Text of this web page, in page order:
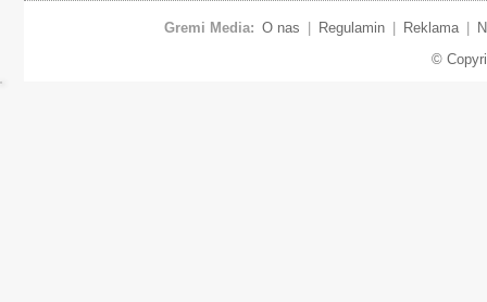
Gremi Media: O nas Regulamin Reklama
©